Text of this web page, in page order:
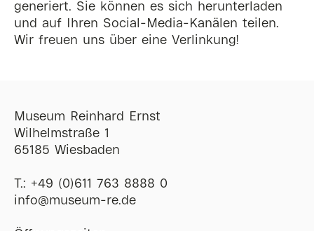
generiert. Sie können es sich herunterladen
und auf Ihren Social-Media-Kanälen teilen.
Wir freuen uns über eine Verlinkung!
Museum Reinhard Ernst
Wilhelmstraße 1
65185 Wiesbaden
T.: +49 (0)611 763 8888 0
ofni@museum-re de